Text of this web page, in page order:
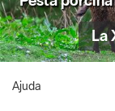
La
Ajuda